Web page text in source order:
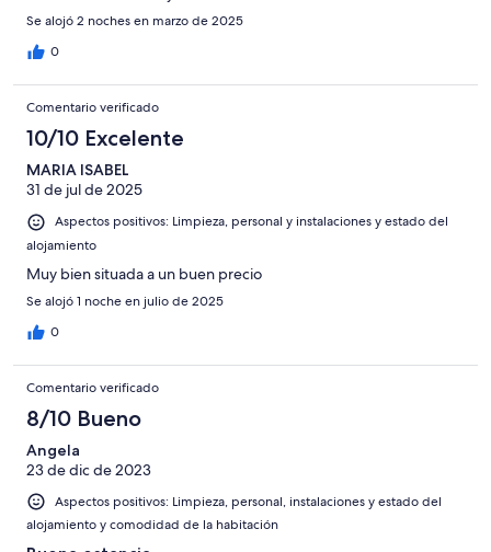
Se alojó 2 noches en marzo de 2025
0
Comentario verificado
10/10 Excelente
MARIA ISABEL
31 de jul de 2025
Aspectos positivos: Limpieza, personal y instalaciones y estado del
alojamiento
Muy bien situada a un buen precio
Se alojó 1 noche en julio de 2025
0
Comentario verificado
8/10 Bueno
Angela
23 de dic de 2023
Aspectos positivos: Limpieza, personal, instalaciones y estado del
alojamiento y comodidad de la habitación